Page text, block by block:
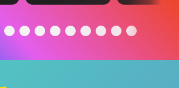
traduzione e
del singolo
testo,